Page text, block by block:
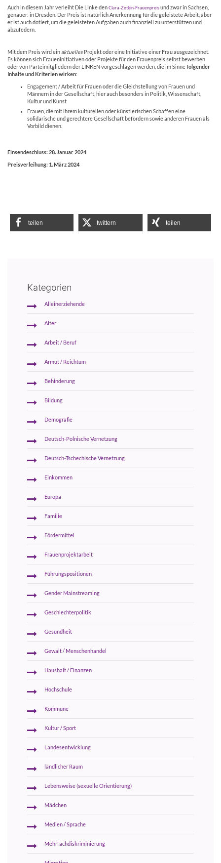
Auch in diesem Jahr verleiht Die Linke denClara-Zetkin-Frauenpreisund zwar in Sachsen,
genauer: in Dresden. Der Preis ist natürlich Anerkennung für die geleistete Arbeit, aber
er ist auch dotiert, um die geleisteten Aufgaben auch finanziell zu unterstützen und
abzufedern.
Mit dem Preis wird ein aktuelles Projekt oder eine Initiative einer Frau ausgezeichnet.
Es können sich Fraueninitiativen oder Projekte für den Frauenpreis selbst bewerben
oder von Parteimitgliedern der LINKEN vorgeschlagen werden, die im Sinnefolgender
Inhalte und Kriterien wirken:
Engagement / Arbeit für Frauen oder die Gleichstellung von Frauen und
Männern in der Gesellschaft, hier auch besonders in Politik, Wissenschaft,
Kultur und Kunst
Frauen, die mit ihrem kulturellen oder künstlerischen Schaffen eine
solidarische und gerechtere Gesellschaft befördern sowie anderen Frauen als
Vorbild dienen.
Einsendeschluss: 28. Januar 2024
Preisverleihung: 1. März 2024
teilen twittern teilen
Kategorien
Alleinerziehende
Alter
Arbeit / Beruf
Armut / Reichtum
Behinderung
Bildung
Demografie
Deutsch-Polnische Vernetzung
Deutsch-Tschechische Vernetzung
Einkommen
Europa
Familie
Fördermittel
Frauenprojektarbeit
Führungspositionen
Gender Mainstreaming
Geschlechterpolitik
Gesundheit
Gewalt / Menschenhandel
Haushalt / Finanzen
Hochschule
Kommune
Kultur / Sport
Landesentwicklung
ländlicher Raum
Lebensweise (sexuelle Orientierung)
Mädchen
Medien / Sprache
Mehrfachdiskriminierung